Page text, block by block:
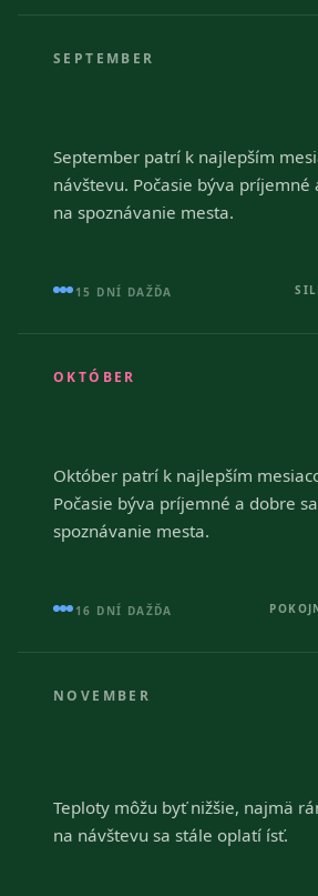
SEPTEMBER
September patrí k najlepším
návštevu. Počasie býva príjemné
na spoznávanie mesta.
15 DNÍ DAŽĎA
OKTÓBER
Október patrí k najlepším
Počasie býva príjemné a dobre
spoznávanie mesta.
16 DNÍ DAŽĎA
NOVEMBER
Teploty môžu byť nižšie, najmä
na návštevu sa stále oplatí ísť.